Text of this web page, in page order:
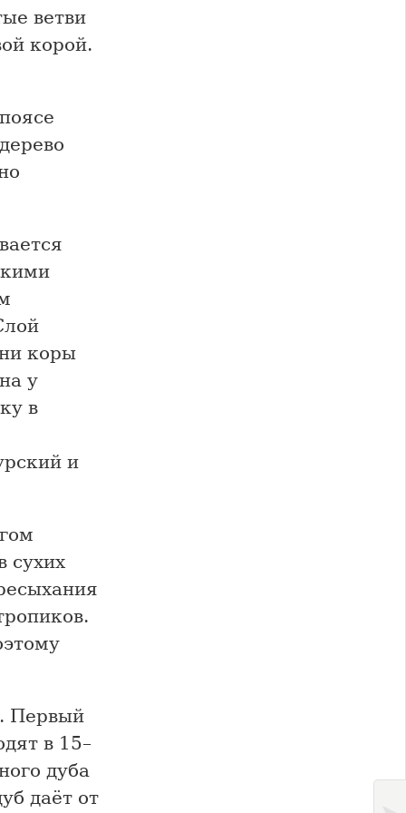
ветви
корой.
коры
у
в
и
сухих
Первый
в 15–
дуба
даёт от